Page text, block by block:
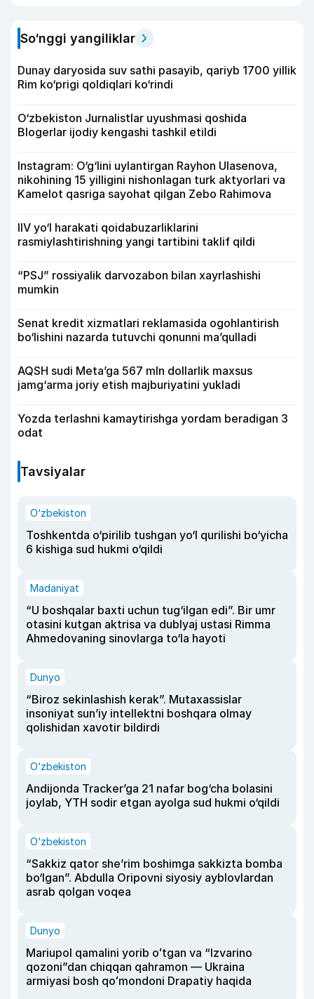
So‘nggi yangiliklar
Dunay daryosida suv sathi pasayib, qariyb 1700 yillik
Rim ko‘prigi qoldiqlari ko‘rindi
O‘zbekiston Jurnalistlar uyushmasi qoshida
Blogerlar ijodiy kengashi tashkil etildi
Instagram: O‘g‘lini uylantirgan Rayhon Ulasenova,
nikohining 15 yilligini nishonlagan turk aktyorlari va
Kamelot qasriga sayohat qilgan Zebo Rahimova
IIV yo‘l harakati qoidabuzarliklarini
rasmiylashtirishning yangi tartibini taklif qildi
“PSJ” rossiyalik darvozabon bilan xayrlashishi
mumkin
Senat kredit xizmatlari reklamasida ogohlantirish
bo‘lishini nazarda tutuvchi qonunni ma’qulladi
AQSH sudi Meta’ga 567 mln dollarlik maxsus
jamg‘arma joriy etish majburiyatini yukladi
Yozda terlashni kamaytirishga yordam beradigan 3
odat
Tavsiyalar
O‘zbekiston
Toshkentda o‘pirilib tushgan yo‘l qurilishi bo‘yicha
6 kishiga sud hukmi o‘qildi
Madaniyat
“U boshqalar baxti uchun tug‘ilgan edi”. Bir umr
otasini kutgan aktrisa va dublyaj ustasi Rimma
Ahmedovaning sinovlarga to‘la hayoti
Dunyo
“Biroz sekinlashish kerak”. Mutaxassislar
insoniyat sun’iy intellektni boshqara olmay
qolishidan xavotir bildirdi
O‘zbekiston
Andijonda Tracker’ga 21 nafar bog‘cha bolasini
joylab, YTH sodir etgan ayolga sud hukmi o‘qildi
O‘zbekiston
“Sakkiz qator she’rim boshimga sakkizta bomba
bo‘lgan”. Abdulla Oripovni siyosiy ayblovlardan
asrab qolgan voqea
Dunyo
Mariupol qamalini yorib oʻtgan va “Izvarino
qozoni”dan chiqqan qahramon — Ukraina
armiyasi bosh qoʻmondoni Drapatiy haqida